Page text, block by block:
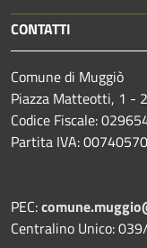
CONTATTI
Comune di Muggiò
Piazza Matteotti, 1 -
Codice Fiscale:
Partita IVA:
PEC:
Centralino Unico: